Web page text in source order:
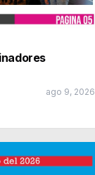
ago 9, 2026